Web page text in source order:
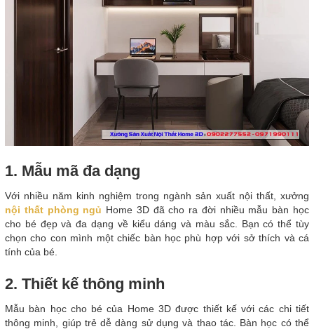
1. Mẫu mã đa dạng
Với nhiều năm kinh nghiệm trong ngành sản xuất nội thất, xưởng
nội thất phòng ngủ Home 3D đã cho ra đời nhiều mẫu bàn học
cho bé đẹp và đa dạng về kiểu dáng và màu sắc. Bạn có thể tùy
chọn cho con mình một chiếc bàn học phù hợp với sở thích và cá
tính của bé.
2. Thiết kế thông minh
Mẫu bàn học cho bé của Home 3D được thiết kế với các chi tiết
thông minh, giúp trẻ dễ dàng sử dụng và thao tác. Bàn học có thể